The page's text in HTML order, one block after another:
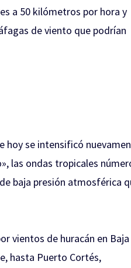
a 50 kilómetros por hora y
de viento que podrían
hoy se intensificó
las ondas tropicales
baja presión atmosférica
vientos de huracán en Baja
hasta Puerto Cortés,